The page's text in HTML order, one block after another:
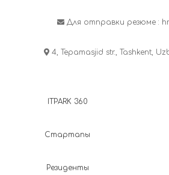
Для отправки резюме :
4, Tepamasjid str., Tashkent,
ITPARK 360
Стартапы
Резиденты